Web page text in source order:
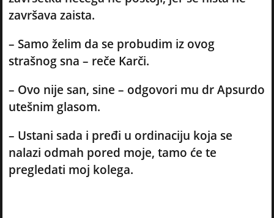
završava zaista.
– Samo želim da se probudim iz ovog
strašnog sna – reče Karči.
– Ovo nije san, sine – odgovori mu dr Apsurdo
utešnim glasom.
– Ustani sada i pređi u ordinaciju koja se
nalazi odmah pored moje, tamo će te
pregledati moj kolega.